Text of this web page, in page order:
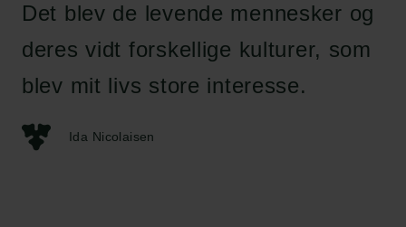
Det blev de levende mennesker og
deres vidt forskellige kulturer, som
blev mit livs store interesse.
Ida Nicolaisen